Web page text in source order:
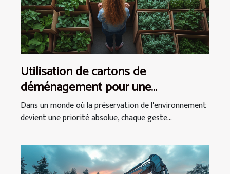
Utilisation de cartons de
déménagement pour une
installation écologique
Dans un monde où la préservation de l'environnement
devient une priorité absolue, chaque geste...